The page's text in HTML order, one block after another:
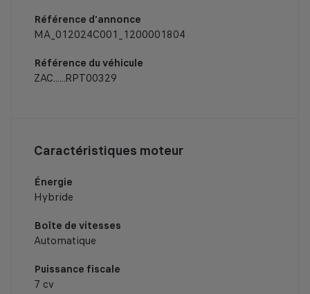
Référence d'annonce
MA_012024C001_1200001804
Référence du véhicule
ZAC......RPT00329
Caractéristiques moteur
Énergie
Hybride
Boîte de vitesses
Automatique
Puissance fiscale
7 cv